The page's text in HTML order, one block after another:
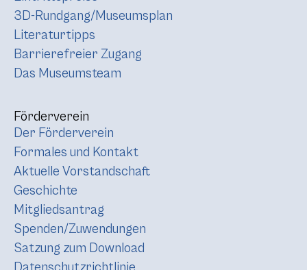
3D-Rundgang/Museumsplan
Literaturtipps
Barrierefreier Zugang
Das Museumsteam
Förderverein
Der Förderverein
Formales und Kontakt
Aktuelle Vorstandschaft
Geschichte
Mitgliedsantrag
Spenden/Zuwendungen
Satzung zum Download